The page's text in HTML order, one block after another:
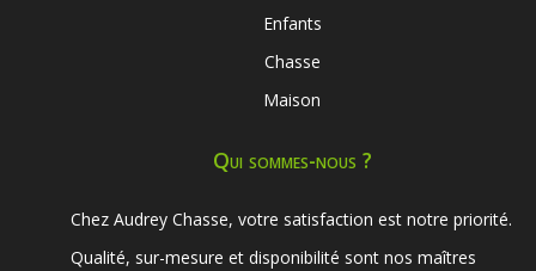
Enfants
Chasse
Maison
Qui sommes-nous ?
Chez Audrey Chasse, votre satisfaction est notre priorité.
Qualité, sur-mesure et disponibilité sont nos maîtres